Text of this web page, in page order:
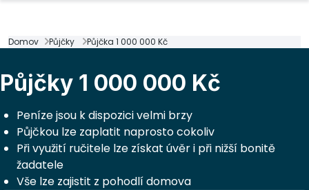
Domov Půjčky Půjčka 1 000 000 Kč
Půjčky 1 000 000 Kč
Peníze jsou k dispozici velmi brzy
Půjčkou lze zaplatit naprosto cokoliv
Při využití ručitele lze získat úvěr i při nižší bonitě
žadatele
Vše lze zajistit z pohodlí domova